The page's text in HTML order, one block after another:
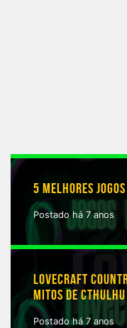
5 MELHORES
Postado há 7 anos
LOVECRAFT
MITOS DE CTHULHU
Postado há 7 anos